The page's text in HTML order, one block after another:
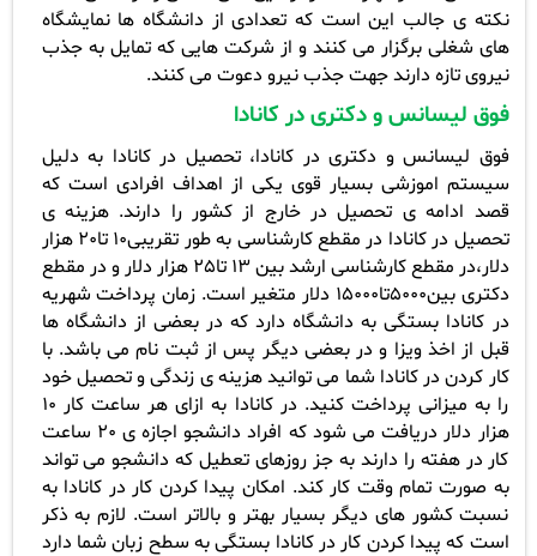
نکته ی جالب این است که تعدادی از دانشگاه ها نمایشگاه
های شغلی برگزار می کنند و از شرکت هایی که تمایل به جذب
نیروی تازه دارند جهت جذب نیرو دعوت می کنند.
فوق لیسانس و دکتری در کانادا
فوق لیسانس و دکتری در کانادا، تحصیل در کانادا به دلیل
سیستم اموزشی بسیار قوی یکی از اهداف افرادی است که
قصد ادامه ی تحصیل در خارج از کشور را دارند. هزینه ی
تحصیل در کانادا در مقطع کارشناسی به طور تقریبی10 تا20 هزار
دلار،در مقطع کارشناسی ارشد بین 13 تا25 هزار دلار و در مقطع
دکتری بین5000تا15000 دلار متغیر است. زمان پرداخت شهریه
در کانادا بستگی به دانشگاه دارد که در بعضی از دانشگاه ها
قبل از اخذ ویزا و در بعضی دیگر پس از ثبت نام می باشد. با
کار کردن در کانادا شما می توانید هزینه ی زندگی و تحصیل خود
را به میزانی پرداخت کنید. در کانادا به ازای هر ساعت کار 10
هزار دلار دریافت می شود که افراد دانشجو اجازه ی 20 ساعت
کار در هفته را دارند به جز روزهای تعطیل که دانشجو می تواند
به صورت تمام وقت کار کند. امکان پیدا کردن کار در کانادا به
نسبت کشور های دیگر بسیار بهتر و بالاتر است. لازم به ذکر
است که پیدا کردن کار در کانادا بستگی به سطح زبان شما دارد